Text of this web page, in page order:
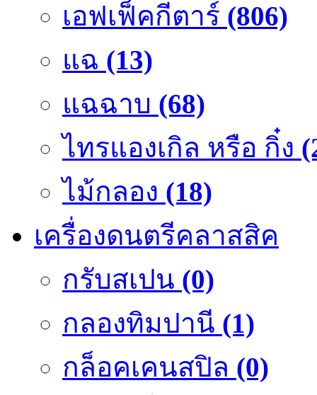
เอฟเฟ็คกีตาร์ (806)
แฉ (13)
แฉฉาบ (68)
ไทรแองเกิล หรือ กิ๋ง
ไม้กลอง (18)
เครื่องดนตรีคลาสสิค
กรับสเปน (0)
กลองทิมปานี (1)
กล็อคเคนสปิล (0)